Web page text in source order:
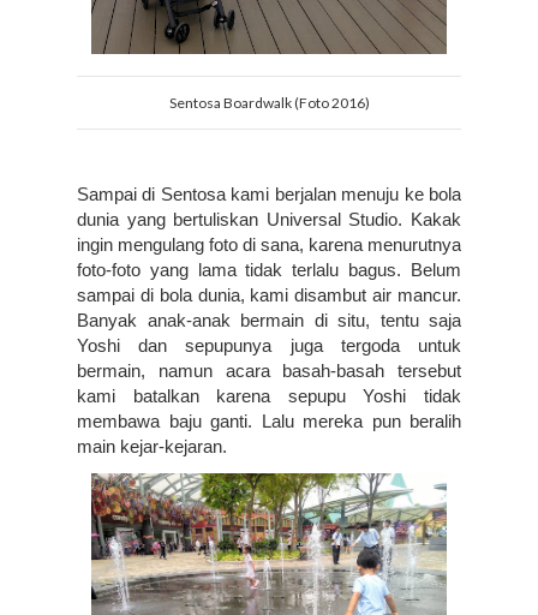
Sentosa Boardwalk (Foto 2016)
Sampai di Sentosa kami berjalan menuju ke bola
dunia yang bertuliskan Universal Studio. Kakak
ingin mengulang foto di sana, karena menurutnya
foto-foto yang lama tidak terlalu bagus. Belum
sampai di bola dunia, kami disambut air mancur.
Banyak anak-anak bermain di situ, tentu saja
Yoshi dan sepupunya juga tergoda untuk
bermain, namun acara basah-basah tersebut
kami batalkan karena sepupu Yoshi tidak
membawa baju ganti. Lalu mereka pun beralih
main kejar-kejaran.